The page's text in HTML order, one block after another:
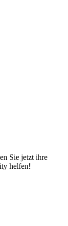
Sie jetzt ihre
helfen!